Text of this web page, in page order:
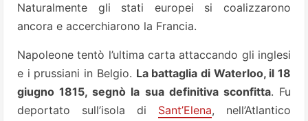
Naturalmente gli stati europei si coalizzarono
ancora e accerchiarono la Francia.
Napoleone tentò l’ultima carta attaccando gli inglesi
e i prussiani in Belgio. La battaglia di Waterloo, il 18
giugno 1815, segnò la sua definitiva sconfitta. Fu
deportato sull’isola di Sant’Elena, nell’Atlantico